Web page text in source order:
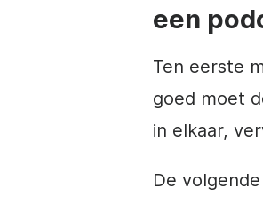
een
Ten eerste
goed moet
in elkaar,
De